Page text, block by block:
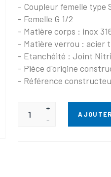
- Coupleur femelle type
- Femelle G 1/2
- Matière corps : inox
- Matière verrou : acier
- Etanchéité : Joint
- Pièce d'origine
- Référence
+
-